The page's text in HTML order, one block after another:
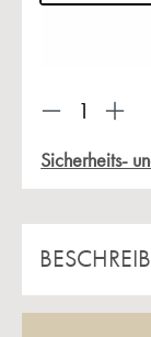
Produkt
Sicherheits-